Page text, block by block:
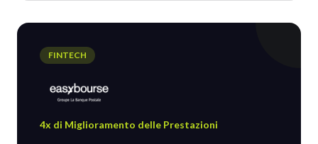
FINTECH
4x di Miglioramento delle Prestazioni